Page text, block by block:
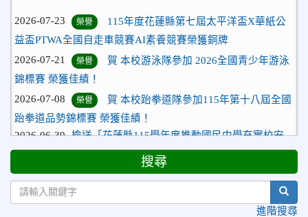
益盃PTWA全國自走車競賽AI素養競賽榮獲銅牌
2026-07-21
賀 本校游泳隊參加 2026全國青少年游泳
錦標賽 榮獲佳績！
2026-07-08
跆拳道品勢錦標賽 榮獲佳績！
2026-06-30 檢送「花蓮縣115學年度推動國民中學充實校安
人力聯合甄選簡章」1份，敬請協助公告周知，請查照。
賀 本校跆拳道隊參加115年花蓮市「市長
盃」跆拳道錦標賽 榮獲佳績！
2026-06-16
賀 本校跆拳道隊參加115年第三十三屆全
搜尋
進階搜尋